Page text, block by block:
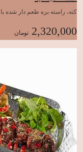
کته، راسته بره طعم دار شده
2,320,000 تومان